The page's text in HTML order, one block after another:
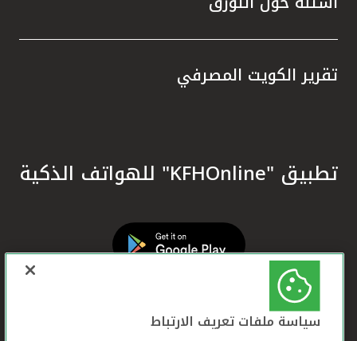
تقرير الكويت المصرفي
تطبيق "KFHOnline" للهواتف الذكية
سياسة ملفات تعريف الارتباط